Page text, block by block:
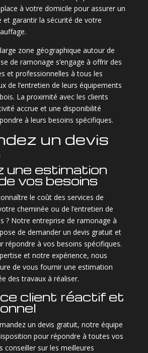
à votre domicile pour assurer un
et garantir la sécurité de votre
zone géographique autour de
de ramonage s’engage à offrir des
et professionnelles à tous les
de l’entretien de leurs équipements
La proximité avec les clients
accrue et une disponibilité
à leurs besoins spécifiques.
un devis
une estimation
vos besoins
le coût des services de
cheminée ou de l’entretien de
? Notre entreprise de ramonage à
de demander un devis gratuit et
répondre à vos besoins spécifiques.
et notre expérience, nous
de vous fournir une estimation
des travaux à réaliser.
client réactif et
un devis gratuit, notre équipe
pour répondre à toutes vos
conseiller sur les meilleures